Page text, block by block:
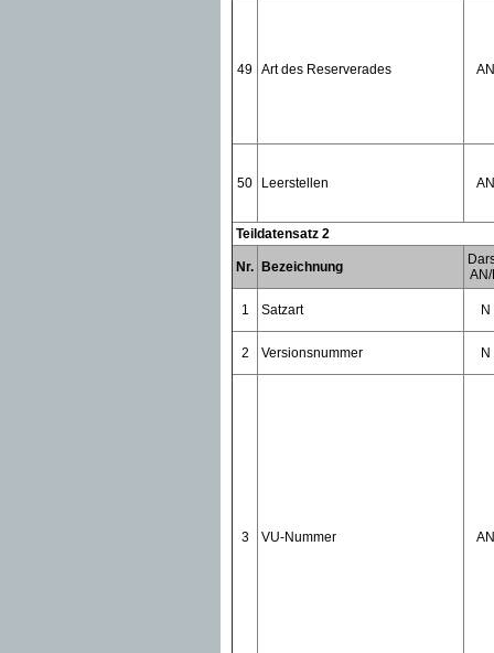
49 Art des Reserverades AN
50 Leerstellen AN
Teildatensatz 2
Nr. Bezeichnung
AN/
1 Satzart N
2 Versionsnummer N
3 VU-Nummer AN